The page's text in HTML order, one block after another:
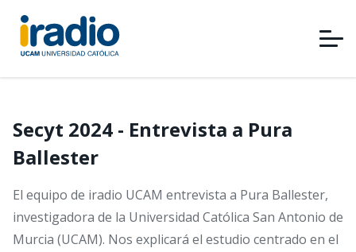
Pasar
contenido
principal
Secyt 2024 - Entrevista a Pura
Ballester
El equipo de iradio UCAM entrevista a Pura Ballester,
investigadora de la Universidad Católica San Antonio de
Murcia (UCAM). Nos explicará el estudio centrado en el